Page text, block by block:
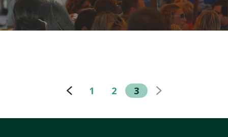
1 2 3